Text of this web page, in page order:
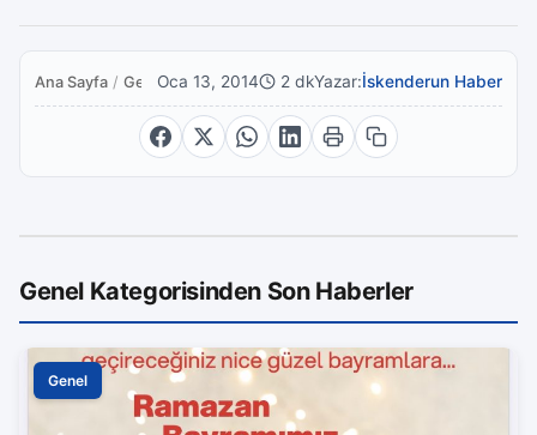
Ana Sayfa / GenelOca 13, 2014 2 dkYazar:İskenderun Haber
Genel Kategorisinden Son Haberler
Genel